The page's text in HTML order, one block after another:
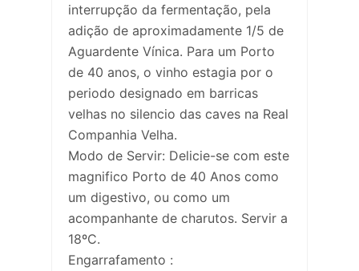
interrupção da fermentação, pela
adição de aproximadamente 1/5 de
Aguardente Vínica. Para um Porto
de 40 anos, o vinho estagia por o
periodo designado em barricas
velhas no silencio das caves na Real
Companhia Velha.
Modo de Servir: Delicie-se com este
magnifico Porto de 40 Anos como
um digestivo, ou como um
acompanhante de charutos. Servir a
18ºC.
Engarrafamento :